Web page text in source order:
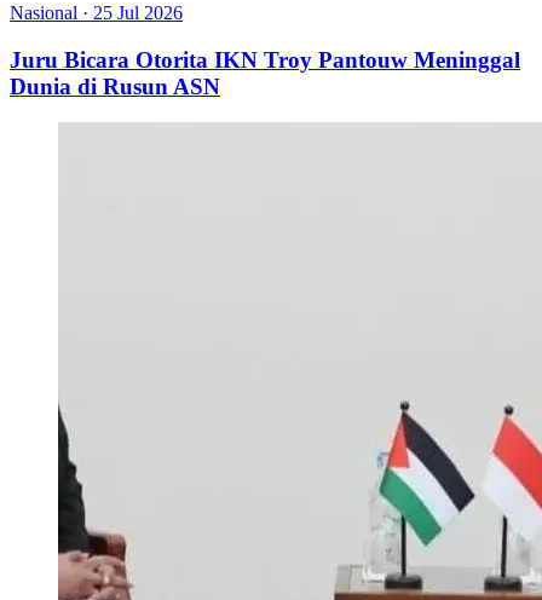
Nasional · 25 Jul 2026
Juru Bicara Otorita IKN Troy Pantouw Meninggal
Dunia di Rusun ASN